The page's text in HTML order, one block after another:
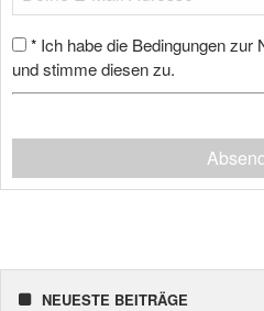
* Ich habe die Bedingungen zur
und stimme diesen zu.
NEUESTE BEITRÄGE